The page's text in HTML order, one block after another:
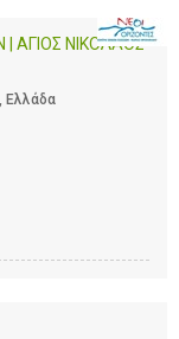
| ΑΓΙΟΣ ΝΙΚΟΛΑΟΣ
Ελλάδα